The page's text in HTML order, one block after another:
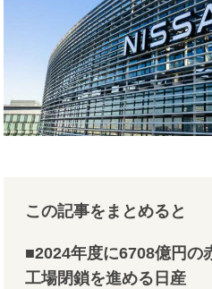
この記事をまとめると
■2024年度に6708億円の
工場閉鎖を進める日産